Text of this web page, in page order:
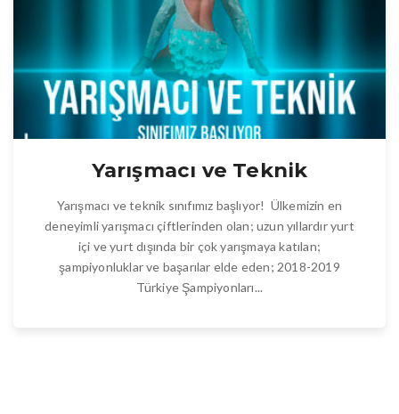
Yarışmacı ve Teknik
Yarışmacı ve teknik sınıfımız başlıyor! Ülkemizin en
deneyimli yarışmacı çiftlerinden olan; uzun yıllardır yurt
içi ve yurt dışında bir çok yarışmaya katılan;
şampiyonluklar ve başarılar elde eden; 2018-2019
Türkiye Şampiyonları...